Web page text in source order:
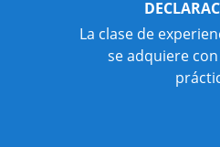
La clase de
se adquiere